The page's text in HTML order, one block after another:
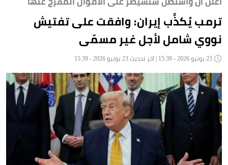
ترمب يُكذِّب إيران: وافقت على تفتيش
نووي شامل لأجل غير مسمّى